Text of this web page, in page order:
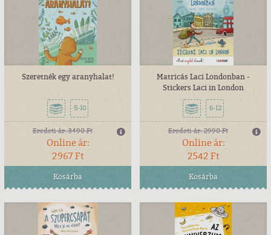
Szeretnék egy aranyhalat!
5-10
Eredeti ár:3490 Ft
Online ár:
2967 Ft
Kosárba
Matricás Laci Londonban -
Stickers Laci in London
6-12
Eredeti ár:2990 Ft
Online ár:
2542 Ft
Kosárba